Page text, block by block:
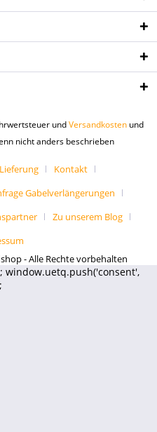
undVersandkostenund
nicht anders beschrieben
Kontakt
Gabelverlängerungen
Zu unserem Blog
- Alle Rechte vorbehalten